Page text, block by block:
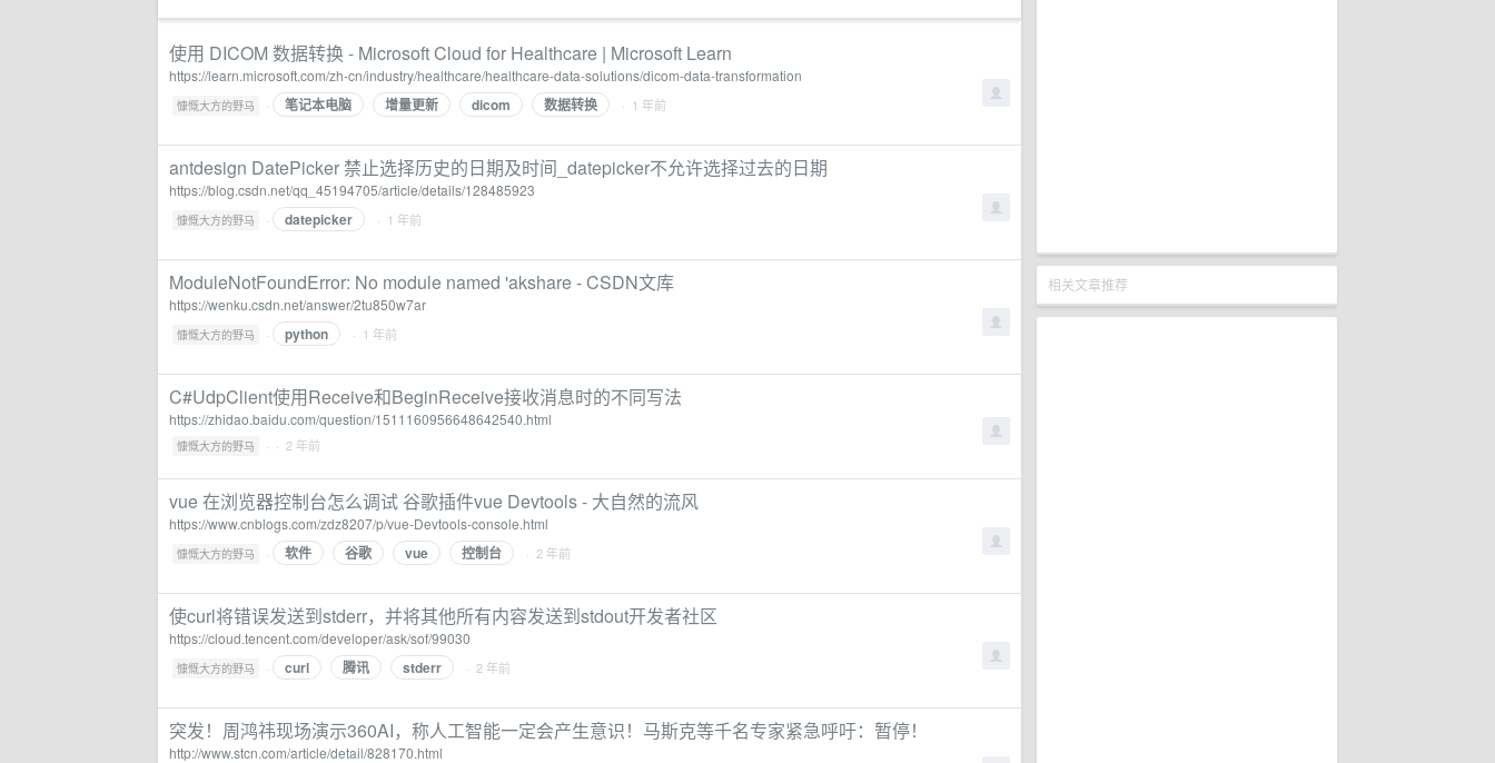
相关文章推荐
使用 DICOM 数据转换 - Microsoft Cloud for Healthcare | Microsoft Learn
https://learn.microsoft.com/zh-cn/industry/healthcare/healthcare-data-solutions/dicom-data-transformation
慷慨大方的野马 · 笔记本电脑 增量更新 dicom 数据转换 · 1 年前
antdesign DatePicker 禁止选择历史的日期及时间_datepicker不允许选择过去的日期
https://blog.csdn.net/qq_45194705/article/details/128485923
慷慨大方的野马 · datepicker · 1 年前
ModuleNotFoundError: No module named 'akshare - CSDN文库
https://wenku.csdn.net/answer/2tu850w7ar
慷慨大方的野马 · python · 1 年前
C#UdpClient使用Receive和BeginReceive接收消息时的不同写法
https://zhidao.baidu.com/question/1511160956648642540.html
慷慨大方的野马 · · 2 年前
vue 在浏览器控制台怎么调试 谷歌插件vue Devtools - 大自然的流风
https://www.cnblogs.com/zdz8207/p/vue-Devtools-console.html
慷慨大方的野马 · 软件 谷歌 vue 控制台 · 2 年前
使curl将错误发送到stderr，并将其他所有内容发送到stdout开发者社区
https://cloud.tencent.com/developer/ask/sof/99030
慷慨大方的野马 · curl 腾讯 stderr · 2 年前
突发！周鸿祎现场演示360AI，称人工智能一定会产生意识！马斯克等千名专家紧急呼吁：暂停！
http://www.stcn.com/article/detail/828170.html